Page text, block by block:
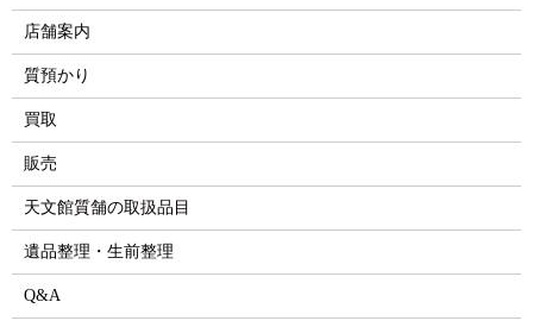
店舗案内
質預かり
買取
販売
天文館質舗の取扱品目
遺品整理・生前整理
Q&A